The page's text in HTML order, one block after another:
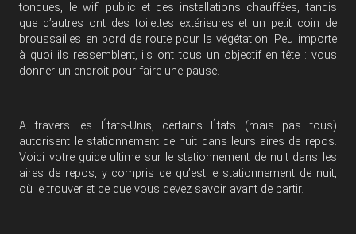
tondues, le wifi public et des installations chauffées, tandis
que d’autres ont des toilettes extérieures et un petit coin de
broussailles en bord de route pour la végétation. Peu importe
à quoi ils ressemblent, ils ont tous un objectif en tête : vous
donner un endroit pour faire une pause.
A travers les États-Unis, certains États (mais pas tous)
autorisent le stationnement de nuit dans leurs aires de repos.
Voici votre guide ultime sur le stationnement de nuit dans les
aires de repos, y compris ce qu’est le stationnement de nuit,
où le trouver et ce que vous devez savoir avant de partir.